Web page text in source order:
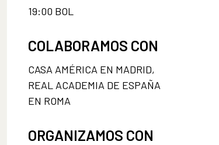
19:00 BOL
COLABORAMOS CON
CASA AMÉRICA EN MADRID,
REAL ACADEMIA DE ESPAÑA
EN ROMA
ORGANIZAMOS CON